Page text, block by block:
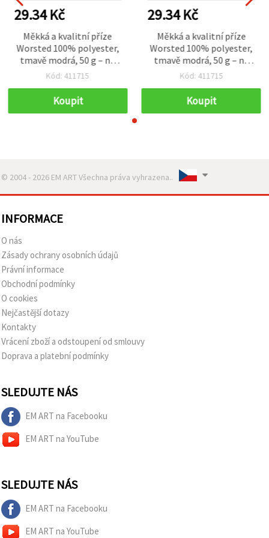
29.34 Kč
Měkká a kvalitní příze
Worsted 100% polyester,
tmavě modrá, 50 g – na
pletení a různé kreativní
Kód: 411715
Koupit
29.34 Kč
Měkká a kvalitní příze
Worsted 100% polyester,
tmavě modrá, 50 g – na
pletení a různé kreativní
Kód: 411715
Koupit
© 2004 - 2026 EM ART Všechna práva vyhrazena..
INFORMACE
O nás
Zásady ochrany osobních údajů
Právní informace
Obchodní podmínky
O cookies
Nejčastější dotazy
Kontakty
Vrácení zboží a odstoupení od smlouvy
Doprava a platební podmínky
SLEDUJTE NÁS
EM ART na Facebooku
EM ART na YouTube
SLEDUJTE NÁS
EM ART na Facebooku
EM ART na YouTube